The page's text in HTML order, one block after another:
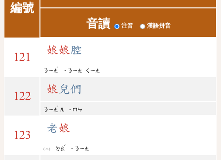
編號
音讀 注音 漢語拼音
121
娘娘 腔
ㄋㄧㄤ
ˊ
˙ㄋㄧㄤ ㄑㄧㄤ
122
娘 兒們
ㄋㄧㄤ
ˊ
ㄦ ˙ㄇㄣ
123
老娘
ㄌㄠ
ˇ
˙ㄋㄧㄤ